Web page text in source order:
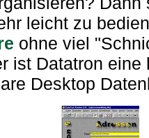
leicht zu
ohne viel
ist Datatron eine
Desktop